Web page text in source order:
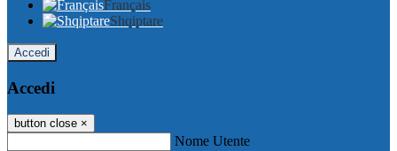
Français
Shqiptare
Accedi
Accedi
button close ×
Nome Utente